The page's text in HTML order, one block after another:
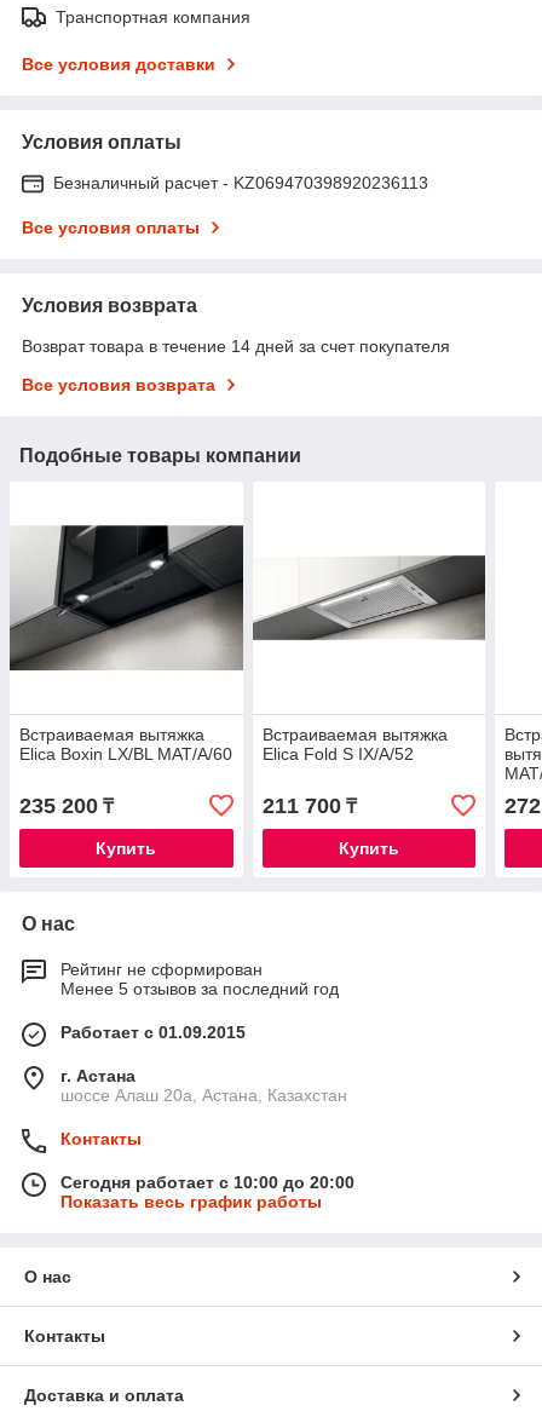
Транспортная компания
Все условия доставки
Условия оплаты
Безналичный расчет - KZ069470398920236113
Все условия оплаты
Условия возврата
Возврат товара в течение 14 дней за счет покупателя
Все условия возврата
Подобные товары компании
Встраиваемая вытяжка
Elica Boxin LX/BL MAT/A/60
235 200 ₸
Купить
Встраиваемая вытяжка
Elica Fold S IX/A/52
211 700₸
Купить
О нас
Рейтинг не сформирован
Менее 5 отзывов за последний год
Работает с 01.09.2015
г. Астана
шоссе Алаш 20а, Астана, Казахстан
Контакты
Сегодня работает с 10:00 до 20:00
Показать весь график работы
О нас
Контакты
Доставка и оплата